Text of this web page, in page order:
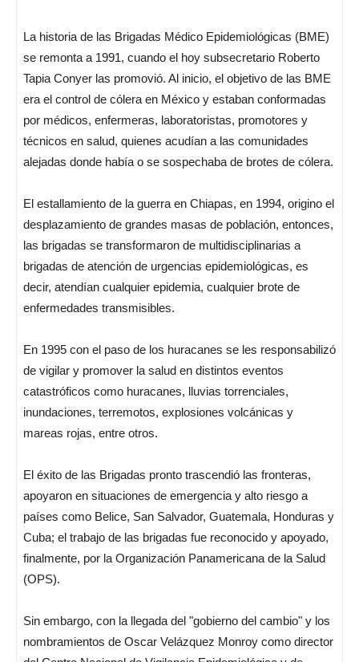
La historia de las Brigadas Médico Epidemiológicas (BME)
se remonta a 1991, cuando el hoy subsecretario Roberto
Tapia Conyer las promovió. Al inicio, el objetivo de las BME
era el control de cólera en México y estaban conformadas
por médicos, enfermeras, laboratoristas, promotores y
técnicos en salud, quienes acudían a las comunidades
alejadas donde había o se sospechaba de brotes de cólera.
El estallamiento de la guerra en Chiapas, en 1994, origino el
desplazamiento de grandes masas de población, entonces,
las brigadas se transformaron de multidisciplinarias a
brigadas de atención de urgencias epidemiológicas, es
decir, atendían cualquier epidemia, cualquier brote de
enfermedades transmisibles.
En 1995 con el paso de los huracanes se les responsabilizó
de vigilar y promover la salud en distintos eventos
catastróficos como huracanes, lluvias torrenciales,
inundaciones, terremotos, explosiones volcánicas y
mareas rojas, entre otros.
El éxito de las Brigadas pronto trascendió las fronteras,
apoyaron en situaciones de emergencia y alto riesgo a
países como Belice, San Salvador, Guatemala, Honduras y
Cuba; el trabajo de las brigadas fue reconocido y apoyado,
finalmente, por la Organización Panamericana de la Salud
(OPS).
Sin embargo, con la llegada del "gobierno del cambio" y los
nombramientos de Oscar Velázquez Monroy como director